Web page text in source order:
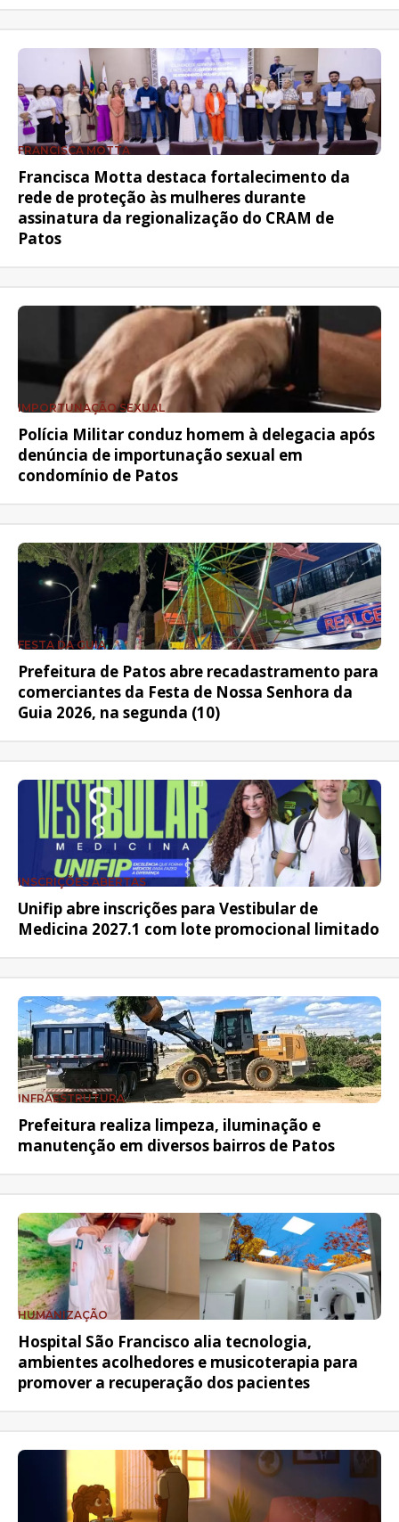
FRANCISCA MOTTA
Francisca Motta destaca fortalecimento da
rede de proteção às mulheres durante
assinatura da regionalização do CRAM de
Patos
IMPORTUNAÇÃO SEXUAL
Polícia Militar conduz homem à delegacia após
denúncia de importunação sexual em
condomínio de Patos
FESTA DA GUIA
Prefeitura de Patos abre recadastramento para
comerciantes da Festa de Nossa Senhora da
Guia 2026, na segunda (10)
INSCRIÇÕES ABERTAS
Unifip abre inscrições para Vestibular de
Medicina 2027.1 com lote promocional limitado
INFRAESTRUTURA
Prefeitura realiza limpeza, iluminação e
manutenção em diversos bairros de Patos
HUMANIZAÇÃO
Hospital São Francisco alia tecnologia,
ambientes acolhedores e musicoterapia para
promover a recuperação dos pacientes